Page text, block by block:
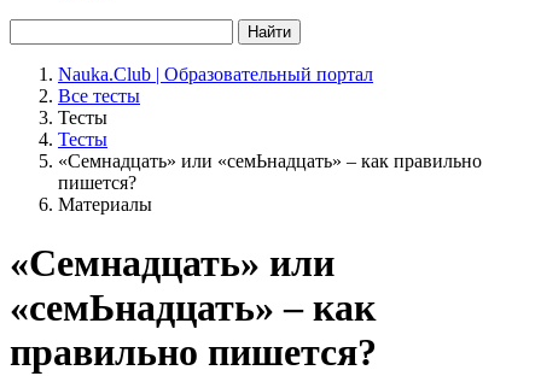
Найти
Nauka.Club | Образовательный портал
Все тесты
Тесты
Тесты
«Семнадцать» или «семЬнадцать» – как правильно
пишется?
Материалы
«Семнадцать» или
«семЬнадцать» – как
правильно пишется?